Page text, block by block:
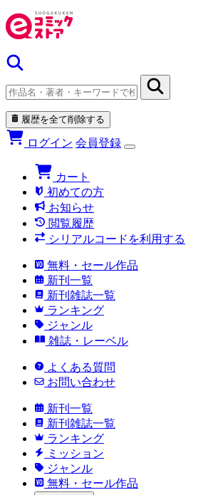
履歴を全て削除する
ログイン 会員登録
カート
初めての方
お知らせ
閲覧履歴
シリアルコードを利用する
無料・セール作品
新刊一覧
新刊雑誌一覧
ランキング
ジャンル
雑誌・レーベル
よくある質問
お問い合わせ
新刊一覧
新刊雑誌一覧
ランキング
ミッション
ジャンル
無料・セール作品